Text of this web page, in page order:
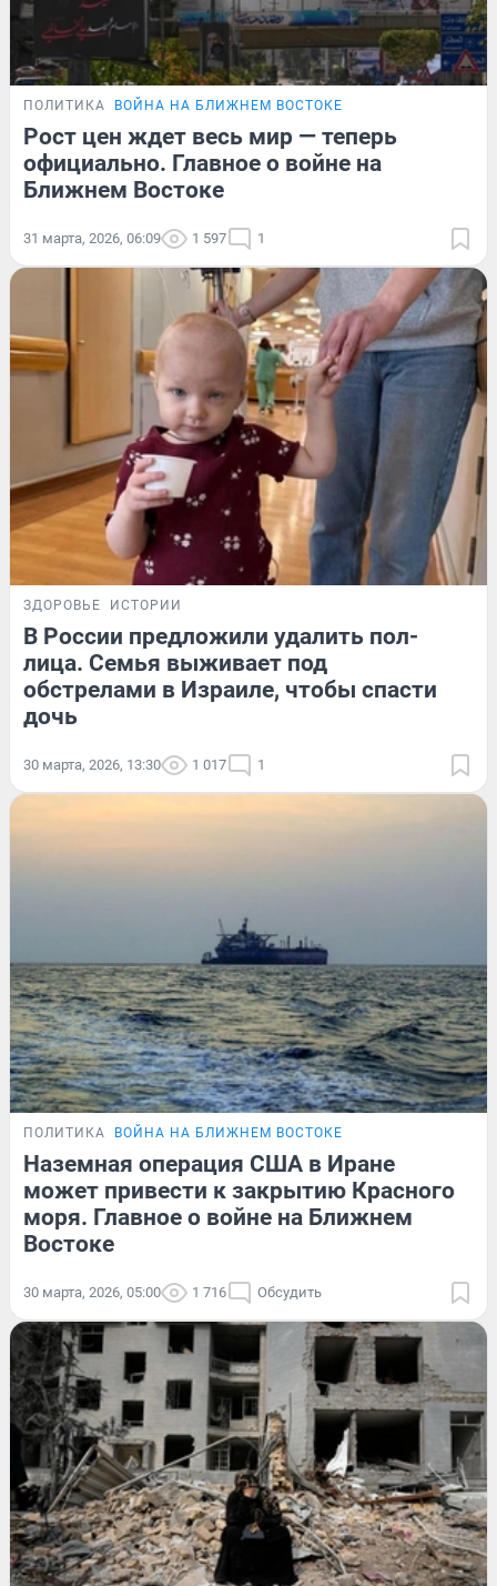
ПОЛИТИКА ВОЙНА НА БЛИЖНЕМ ВОСТОКЕ
Рост цен ждет весь мир — теперь
официально. Главное о войне на
Ближнем Востоке
31 марта, 2026, 06:09 1 597 1
ЗДОРОВЬЕ ИСТОРИИ
В России предложили удалить пол-
лица. Семья выживает под
обстрелами в Израиле, чтобы спасти
дочь
30 марта, 2026, 13:30 1 017 1
ПОЛИТИКА ВОЙНА НА БЛИЖНЕМ ВОСТОКЕ
Наземная операция США в Иране
может привести к закрытию Красного
моря. Главное о войне на Ближнем
Востоке
30 марта, 2026, 05:00 1 716 Обсудить